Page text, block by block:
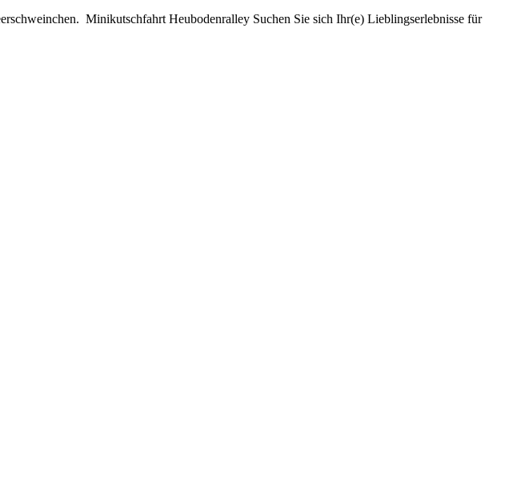
Minikutschfahrt Heubodenralley Suchen Sie sich Ihr(e) Lieblingserlebnisse für